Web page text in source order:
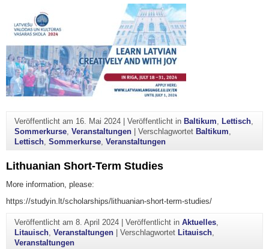
Veröffentlicht am 16. Mai 2024| Veröffentlicht in Baltikum Lettisch,
Sommerkurse, Veranstaltungen| Verschlagwortet Baltikum
Lettisch, Sommerkurse, Veranstaltungen
Lithuanian Short-Term Studies
More information, please:
https://studyin.lt/scholarships/lithuanian-short-term-studies/
Veröffentlicht am 8. April 2024| Veröffentlicht in Aktuelles,
Litauisch, Veranstaltungen| Verschlagwortet Litauisch,
Veranstaltungen